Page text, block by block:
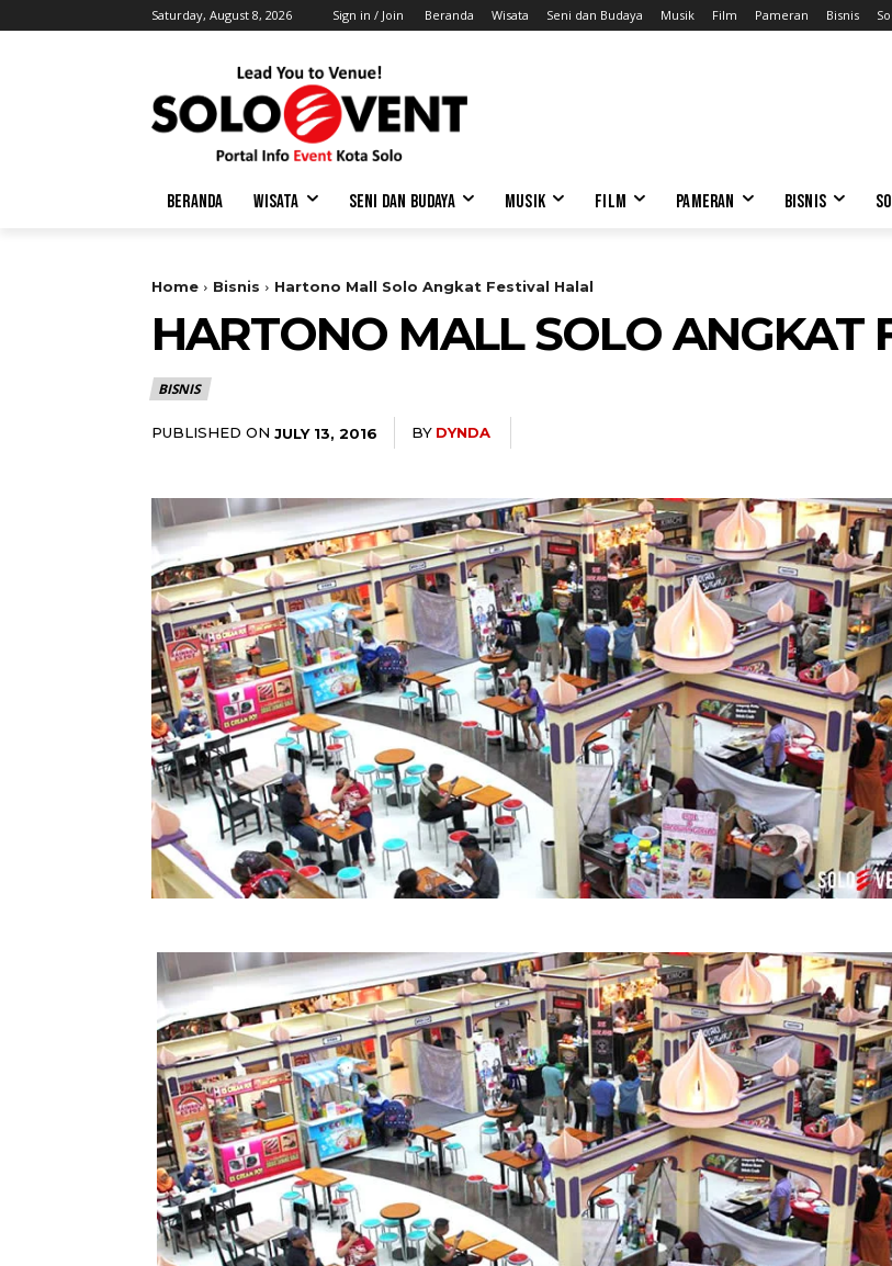
Saturday, August 8, 2026 Sign in / Join Beranda Wisata Seni dan Budaya Musik Film Pameran Bisnis
BERANDA WISATA SENI DAN BUDAYA MUSIK FILM PAMERAN BISNIS
Home Bisnis Hartono Mall Solo Angkat Festival Halal
HARTONO MALL SOLO ANGKAT
BISNIS
PUBLISHED ON JULY 13, 2016 BY DYNDA